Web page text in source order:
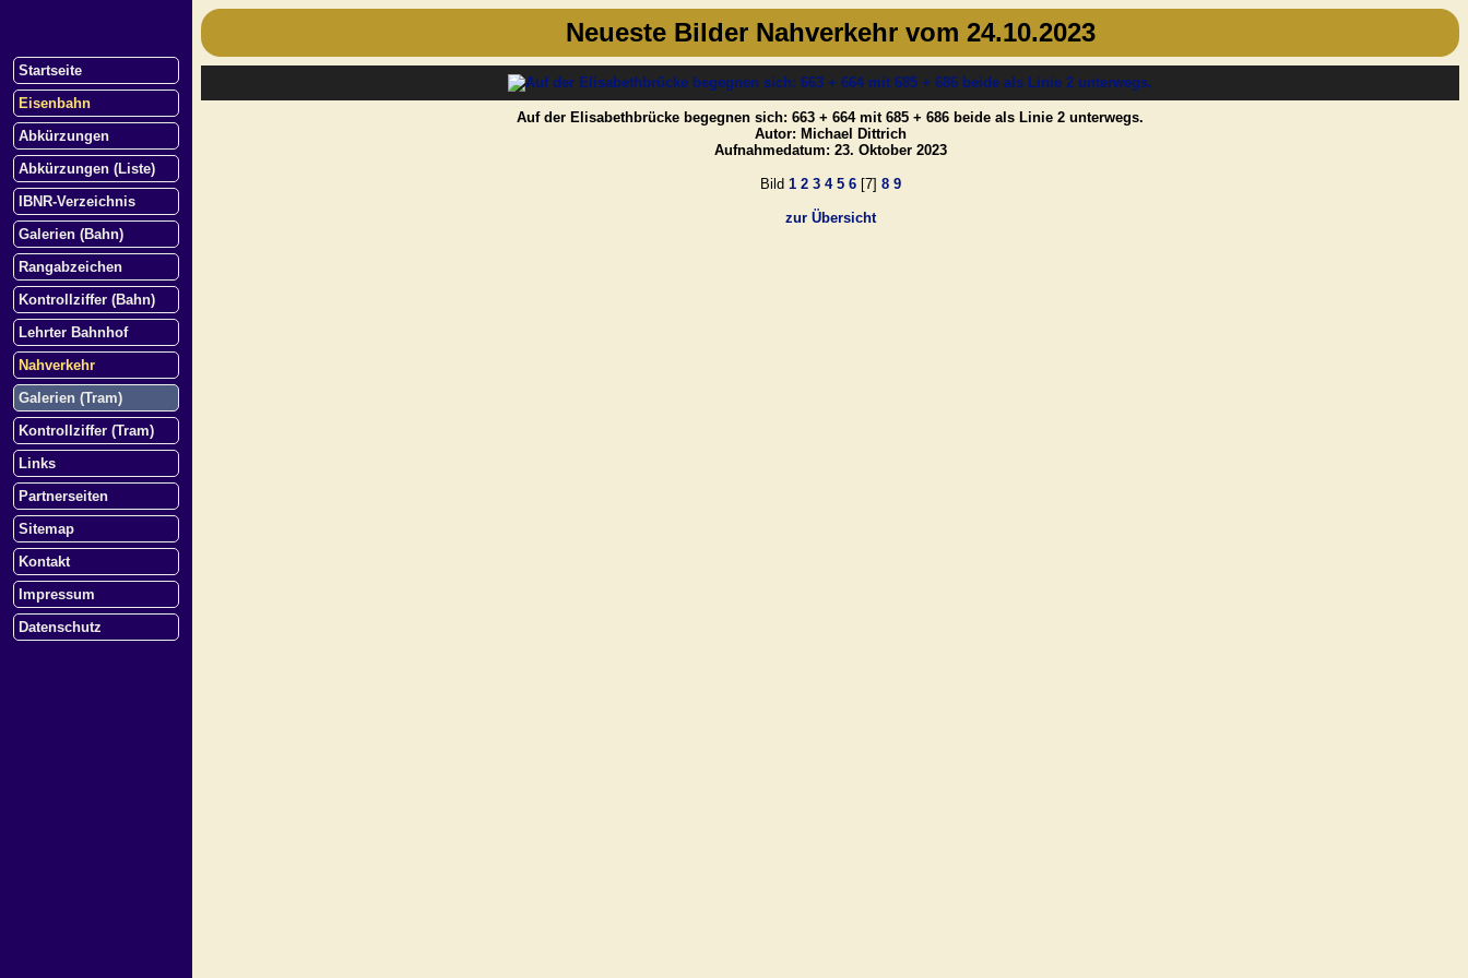
Startseite
Eisenbahn
Abkürzungen
Abkürzungen (Liste)
IBNR-Verzeichnis
Galerien (Bahn)
Rangabzeichen
Kontrollziffer (Bahn)
Lehrter Bahnhof
Nahverkehr
Galerien (Tram)
Kontrollziffer (Tram)
Links
Partnerseiten
Sitemap
Kontakt
Impressum
Datenschutz
Neueste Bilder Nahverkehr vom 24.10.2023
Auf der Elisabethbrücke begegnen sich: 663 + 664 mit 685 + 686 beide als Linie 2 unterwegs.
Autor: Michael Dittrich
Aufnahmedatum: 23. Oktober 2023
Bild 1 2 3 4 5 6[7] 8 9
zur Übersicht